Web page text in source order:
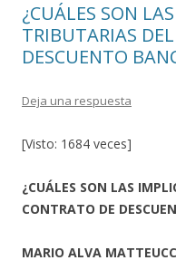
¿CUÁLES SON
TRIBUTARIAS
DESCUENTO
Deja una respuesta
[Visto: 1684 veces]
¿CUÁLES SON LAS
CONTRATO DE
MARIO ALVA